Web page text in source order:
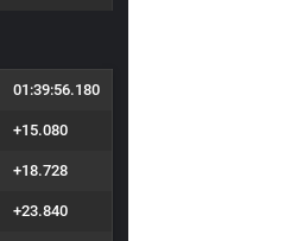
01:39:56.180
+15.080
+18.728
+23.840